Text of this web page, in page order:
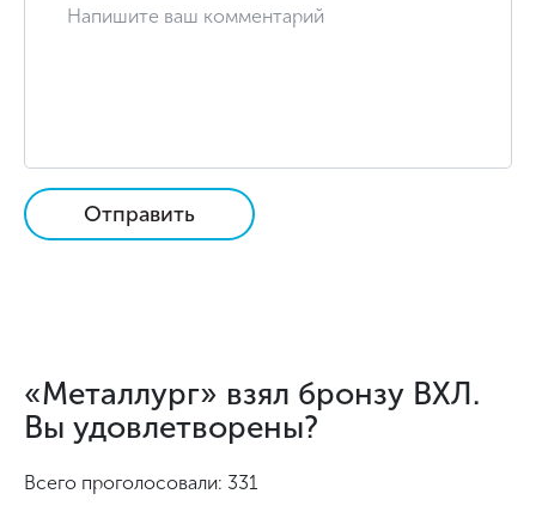
Отправить
«Металлург» взял бронзу ВХЛ.
Вы удовлетворены?
Всего проголосовали: 331